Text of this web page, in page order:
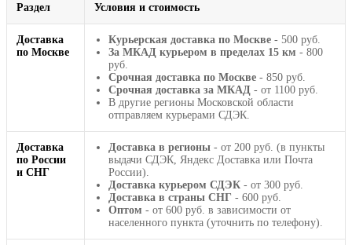
Раздел Условия и стоимость
Доставка
по Москве
Курьерская доставка по Москве - 500 руб.
За МКАД курьером в пределах 15 км - 800
руб.
Срочная доставка по Москве - 850 руб.
Срочная доставка за МКАД - от 1100 руб.
В другие регионы Московской области
отправляем курьерами СДЭК.
Доставка
по России
и СНГ
Доставка в регионы - от 200 руб. (в пункты
выдачи СДЭК, Яндекс Доставка или Почта
России).
Доставка курьером СДЭК - от 300 руб.
Доставка в страны СНГ - 600 руб.
Оптом - от 600 руб. в зависимости от
населенного пункта (уточнить по телефону).